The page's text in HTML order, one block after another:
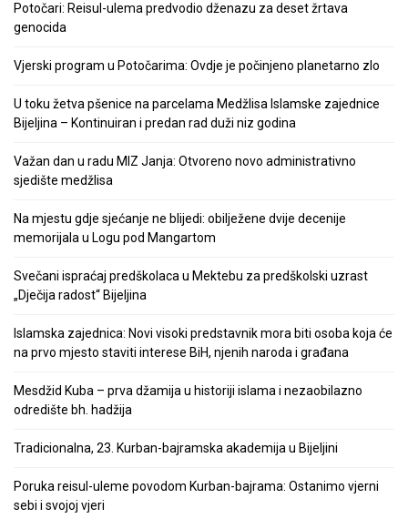
Potočari: Reisul-ulema predvodio dženazu za deset žrtava
genocida
Vjerski program u Potočarima: Ovdje je počinjeno planetarno zlo
U toku žetva pšenice na parcelama Medžlisa Islamske zajednice
Bijeljina – Kontinuiran i predan rad duži niz godina
Važan dan u radu MIZ Janja: Otvoreno novo administrativno
sjedište medžlisa
Na mjestu gdje sjećanje ne blijedi: obilježene dvije decenije
memorijala u Logu pod Mangartom
Svečani ispraćaj predškolaca u Mektebu za predškolski uzrast
„Dječija radost“ Bijeljina
Islamska zajednica: Novi visoki predstavnik mora biti osoba koja će
na prvo mjesto staviti interese BiH, njenih naroda i građana
Mesdžid Kuba – prva džamija u historiji islama i nezaobilazno
odredište bh. hadžija
Tradicionalna, 23. Kurban-bajramska akademija u Bijeljini
Poruka reisul-uleme povodom Kurban-bajrama: Ostanimo vjerni
sebi i svojoj vjeri